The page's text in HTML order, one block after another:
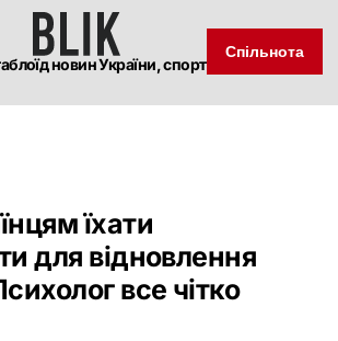
новин України, спорт
Спільнота
їхати
для відновлення
все чітко